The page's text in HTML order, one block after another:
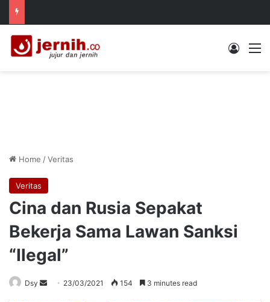
Log In
Home /Veritas
Veritas
Cina dan Rusia Sepakat
Bekerja Sama Lawan Sanksi
“Ilegal”
Dsy
Send 23/03/2021 154 3 minutes read